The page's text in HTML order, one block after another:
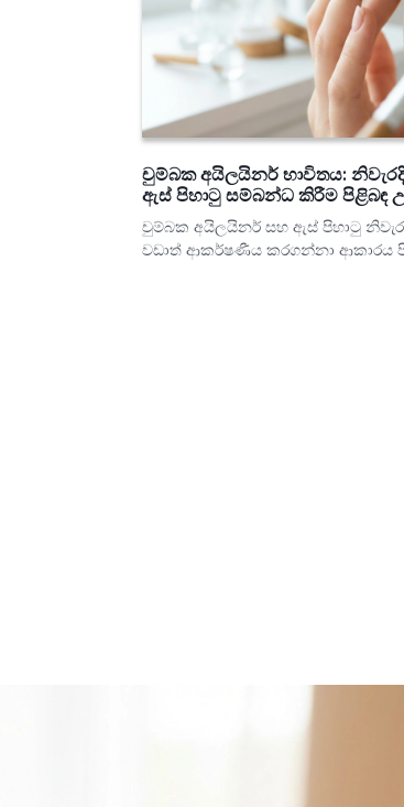
චුම්බක අයිලයිනර් භාවිතය:
ඇස් පිහාටු සම්බන්ධ කිරීම පිළිබඳ
චුම්බක අයිලයිනර් සහ ඇස් පිහාටු
වඩාත් ආකර්ෂණීය කරගන්නා ආකාරය